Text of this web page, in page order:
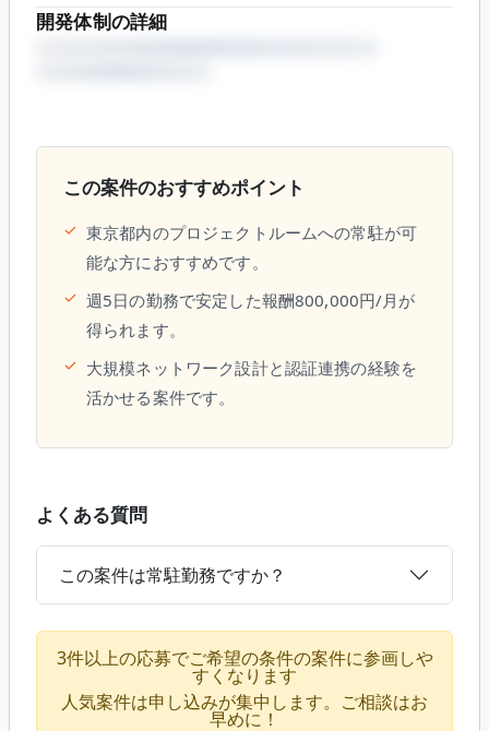
開発体制の詳細
この案件のおすすめポイント
✓ 東京都内のプロジェクトルームへの常駐が可
能な方におすすめです。
✓ 週5日の勤務で安定した報酬800,000円/月が
得られます。
✓ 大規模ネットワーク設計と認証連携の経験を
活かせる案件です。
よくある質問
この案件は常駐勤務ですか？
3件以上の応募でご希望の条件の案件に参画しや
すくなります
人気案件は申し込みが集中します。ご相談はお
早めに！